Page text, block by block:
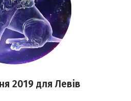
2019 для Левів